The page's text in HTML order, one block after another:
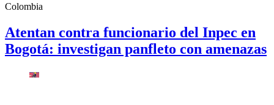
Colombia
Atentan contra funcionario del Inpec en
Bogotá: investigan panfleto con amenazas